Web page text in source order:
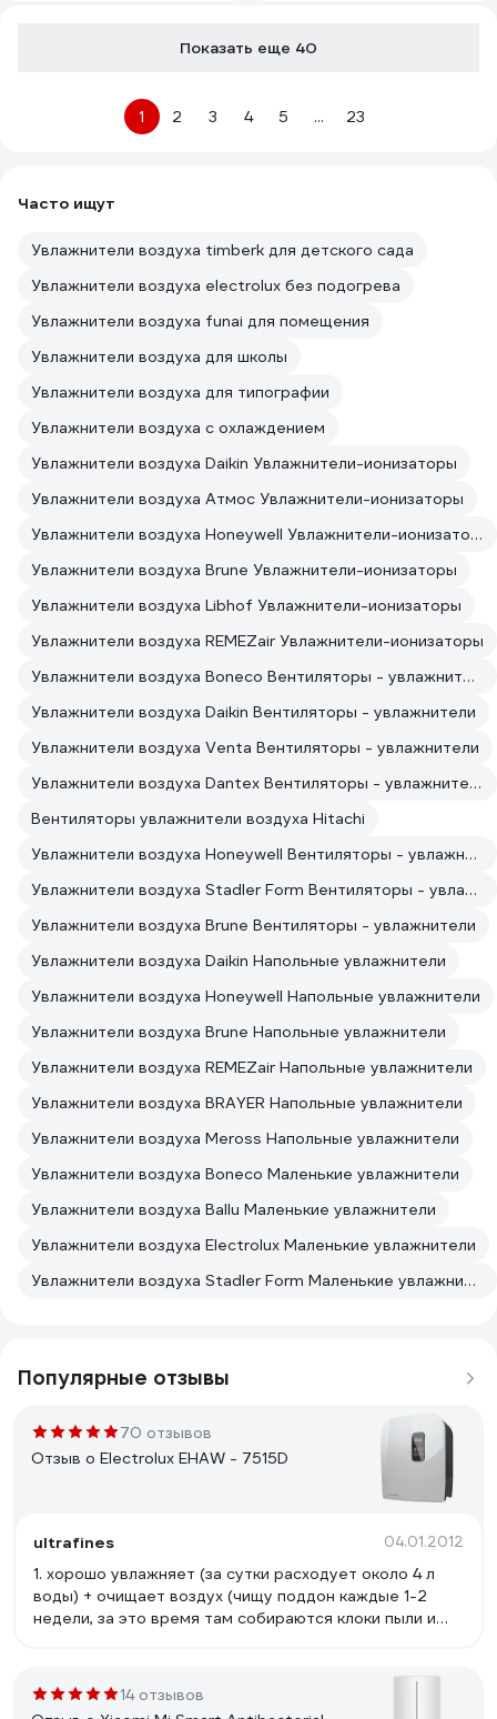
Показать еще 40
1 2 3 4 5 ... 23
Часто ищут
Увлажнители воздуха timberk для детского сада
Увлажнители воздуха electrolux без подогрева
Увлажнители воздуха funai для помещения
Увлажнители воздуха для школы
Увлажнители воздуха для типографии
Увлажнители воздуха с охлаждением
Увлажнители воздуха Daikin Увлажнители-ионизаторы
Увлажнители воздуха Атмос Увлажнители-ионизаторы
Увлажнители воздуха Honeywell Увлажнители-ионизаторы
Увлажнители воздуха Brune Увлажнители-ионизаторы
Увлажнители воздуха Libhof Увлажнители-ионизаторы
Увлажнители воздуха REMEZair Увлажнители-ионизаторы
Увлажнители воздуха Boneco Вентиляторы - увлажнители
Увлажнители воздуха Daikin Вентиляторы - увлажнители
Увлажнители воздуха Venta Вентиляторы - увлажнители
Увлажнители воздуха Dantex Вентиляторы - увлажнители
Вентиляторы увлажнители воздуха Hitachi
Увлажнители воздуха Honeywell Вентиляторы - увлажнители
Увлажнители воздуха Stadler Form Вентиляторы - увлажнители
Увлажнители воздуха Brune Вентиляторы - увлажнители
Увлажнители воздуха Daikin Напольные увлажнители
Увлажнители воздуха Honeywell Напольные увлажнители
Увлажнители воздуха Brune Напольные увлажнители
Увлажнители воздуха REMEZair Напольные увлажнители
Увлажнители воздуха BRAYER Напольные увлажнители
Увлажнители воздуха Meross Напольные увлажнители
Увлажнители воздуха Boneco Маленькие увлажнители
Увлажнители воздуха Ballu Маленькие увлажнители
Увлажнители воздуха Electrolux Маленькие увлажнители
Увлажнители воздуха Stadler Form Маленькие увлажнители
Популярные отзывы
70 отзывов
Отзыв о Electrolux EHAW - 7515D
ultrafines 04.01.2012
1. хорошо увлажняет (за сутки расходует около 4 л
воды) + очищает воздух (чищу поддон каждые 1-2
недели, за это время там собираются клоки пыли и
1-2 недели промывать поддон и примерно раз в
месяц, после появления индикатора чистки на
14 отзывов